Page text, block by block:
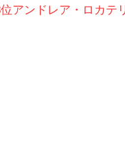
アンドレア・ロカテ